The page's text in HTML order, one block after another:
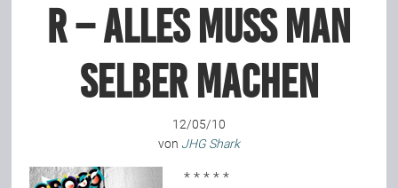
Fotoreportagen
Interviews
r – Alles muss man
selber machen
12/05/10
von JHG Shark
* * * * *